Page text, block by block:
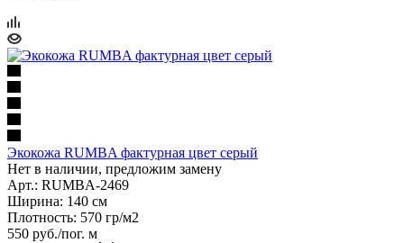
Экокожа RUMBA фактурная цвет серый
Нет в наличии, предложим замену
Арт.: RUMBA-2469
Ширина: 140 см
Плотность: 570 гр/м2
550 руб./пог. м